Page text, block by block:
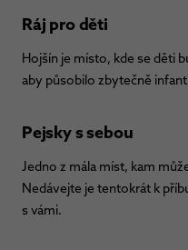
Ráj pro děti
Hojšín je místo, kde se děti
aby působilo zbytečně
Pejsky s sebou
Jedno z mála míst, kam
Nedávejte je tentokrát k
s vámi.